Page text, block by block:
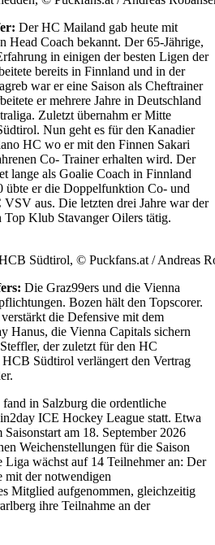
Der HC Mailand gab heute mit
Head Coach bekannt. Der 65-Jährige,
in einigen der besten Ligen der
bereits in Finnland und in der
war er eine Saison als Cheftrainer
er mehrere Jahre in Deutschland
Zuletzt übernahm er Mitte
Nun geht es für den Kanadier
HC wo er mit den Finnen Sakari
Co- Trainer erhalten wird. Der
lange als Goalie Coach in Finnland
er die Doppelfunktion Co- und
aus. Die letzten drei Jahre war der
Klub Stavanger Oilers tätig.
Südtirol, © Puckfans.at / Andreas
Die Graz99ers und die Vienna
Bozen hält den Topscorer.
die Defensive mit dem
Hanus, die Vienna Capitals sichern
der zuletzt für den HC
Südtirol verlängert den Vertrag
fand in Salzburg die ordentliche
ICE Hockey League statt. Etwa
am 18. September 2026
Weichenstellungen für die Saison
Liga wächst auf 14 Teilnehmer an: Der
der notwendigen
Mitglied aufgenommen, gleichzeitig
ihre Teilnahme an der